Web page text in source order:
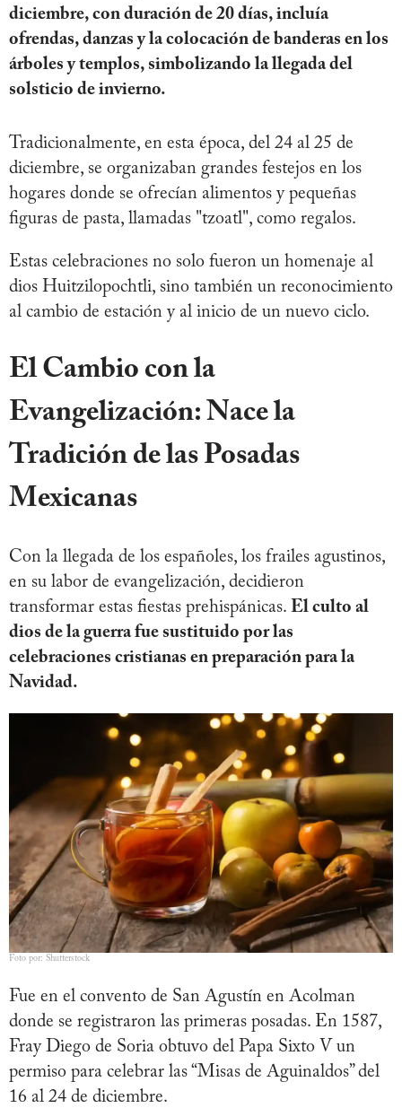
diciembre, con duración de 20 días, incluía
ofrendas, danzas y la colocación de banderas en los
árboles y templos, simbolizando la llegada del
solsticio de invierno.
Tradicionalmente, en esta época, del 24 al 25 de
diciembre, se organizaban grandes festejos en los
hogares donde se ofrecían alimentos y pequeñas
figuras de pasta, llamadas "tzoatl", como regalos.
Estas celebraciones no solo fueron un homenaje al
dios Huitzilopochtli, sino también un reconocimiento
al cambio de estación y al inicio de un nuevo ciclo.
El Cambio con la
Evangelización: Nace la
Tradición de las Posadas
Mexicanas
Con la llegada de los españoles, los frailes agustinos,
en su labor de evangelización, decidieron
transformar estas fiestas prehispánicas. El culto al
dios de la guerra fue sustituido por las
celebraciones cristianas en preparación para la
Navidad.
Foto por: Shutterstock
Fue en el convento de San Agustín en Acolman
donde se registraron las primeras posadas. En 1587,
Fray Diego de Soria obtuvo del Papa Sixto V un
permiso para celebrar las “Misas de Aguinaldos” del
16 al 24 de diciembre.